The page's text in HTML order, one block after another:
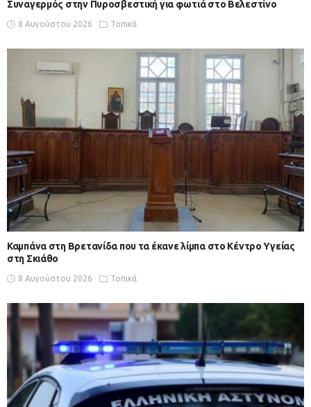
Συναγερμός στην Πυροσβεστική για φωτιά στο Βελεστίνο
8 Αυγούστου 2026 Τοπικά
Καμπάνα στη Βρετανίδα που τα έκανε λίμπα στο Κέντρο Υγείας
στη Σκιάθο
8 Αυγούστου 2026 Τοπικά